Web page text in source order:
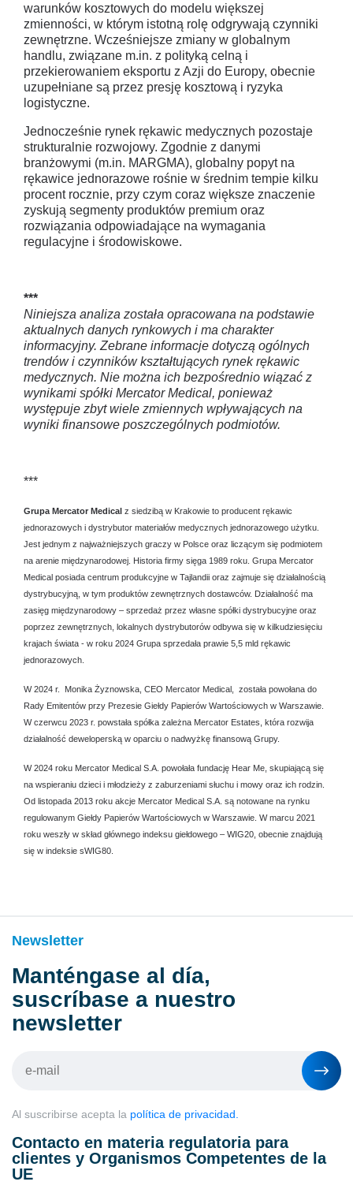
warunków kosztowych do modelu większej
zmienności, w którym istotną rolę odgrywają czynniki
zewnętrzne. Wcześniejsze zmiany w globalnym
handlu, związane m.in. z polityką celną i
przekierowaniem eksportu z Azji do Europy, obecnie
uzupełniane są przez presję kosztową i ryzyka
logistyczne.
Jednocześnie rynek rękawic medycznych pozostaje
strukturalnie rozwojowy. Zgodnie z danymi
branżowymi (m.in. MARGMA), globalny popyt na
rękawice jednorazowe rośnie w średnim tempie kilku
procent rocznie, przy czym coraz większe znaczenie
zyskują segmenty produktów premium oraz
rozwiązania odpowiadające na wymagania
regulacyjne i środowiskowe.
***
Niniejsza analiza została opracowana na podstawie
aktualnych danych rynkowych i ma charakter
informacyjny. Zebrane informacje dotyczą ogólnych
trendów i czynników kształtujących rynek rękawic
medycznych. Nie można ich bezpośrednio wiązać z
wynikami spółki Mercator Medical, ponieważ
występuje zbyt wiele zmiennych wpływających na
wyniki finansowe poszczególnych podmiotów.
***
Grupa Mercator Medical z siedzibą w Krakowie to producent rękawic
jednorazowych i dystrybutor materiałów medycznych jednorazowego użytku.
Jest jednym z najważniejszych graczy w Polsce oraz liczącym się podmiotem
na arenie międzynarodowej. Historia firmy sięga 1989 roku. Grupa Mercator
Medical posiada centrum produkcyjne w Tajlandii oraz zajmuje się działalnością
dystrybucyjną, w tym produktów zewnętrznych dostawców. Działalność ma
zasięg międzynarodowy – sprzedaż przez własne spółki dystrybucyjne oraz
poprzez zewnętrznych, lokalnych dystrybutorów odbywa się w kilkudziesięciu
krajach świata - w roku 2024 Grupa sprzedała prawie 5,5 mld rękawic
jednorazowych.
W 2024 r. Monika Żyznowska, CEO Mercator Medical, została powołana do
Rady Emitentów przy Prezesie Giełdy Papierów Wartościowych w Warszawie.
W czerwcu 2023 r. powstała spółka zależna Mercator Estates, która rozwija
działalność deweloperską w oparciu o nadwyżkę finansową Grupy.
W 2024 roku Mercator Medical S.A. powołała fundację Hear Me, skupiającą się
na wspieraniu dzieci i młodzieży z zaburzeniami słuchu i mowy oraz ich rodzin.
Od listopada 2013 roku akcje Mercator Medical S.A. są notowane na rynku
regulowanym Giełdy Papierów Wartościowych w Warszawie. W marcu 2021
roku weszły w skład głównego indeksu giełdowego – WIG20, obecnie znajdują
się w indeksie sWIG80.
Newsletter
Manténgase al día,
suscríbase a nuestro
newsletter
Al suscribirse acepta la política de privacidad.
Contacto en materia regulatoria para
clientes y Organismos Competentes de la
UE